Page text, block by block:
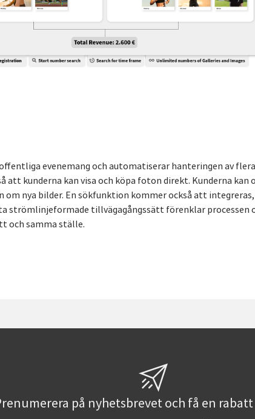
evenemang och automatiserar hanteringen av
kunderna kan visa och köpa foton direkt. Kunderna kan
nya bilder. En sökfunktion kommer också att integreras,
strömlinjeformade tillvägagångssätt förenklar processen
och samma ställe.
på nyhetsbrevet och få en rabatt